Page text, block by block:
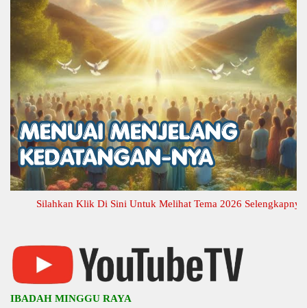
Silahkan Klik Di Sini Untuk Melihat Tema 2026 Selengkapnya
IBADAH MINGGU RAYA